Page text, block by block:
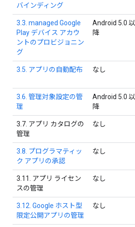
バインディング
3.3. managed Google
Play デバイス アカウ
ントのプロビジョニン
グ
Android 5.0 以
降
3.5. アプリの自動配布 なし
3.6. 管理対象設定の管
理
Android 5.0 以
降
3.7. アプリ カタログの
管理
なし
3.8. プログラマティッ
ク アプリの承認
なし
3.11. アプリ ライセン
スの管理
なし
3.12. Google ホスト型
限定公開アプリの管理
なし